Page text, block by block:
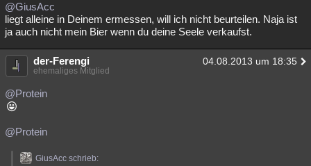
@GiusAcc
liegt alleine in Deinem ermessen, will ich nicht beurteilen. Naja ist
ja auch nicht mein Bier wenn du deine Seele verkaufst.
der-Ferengi 04.08.2013 um 18:35
ehemaliges Mitglied
@Protein
@Protein
GiusAcc schrieb: